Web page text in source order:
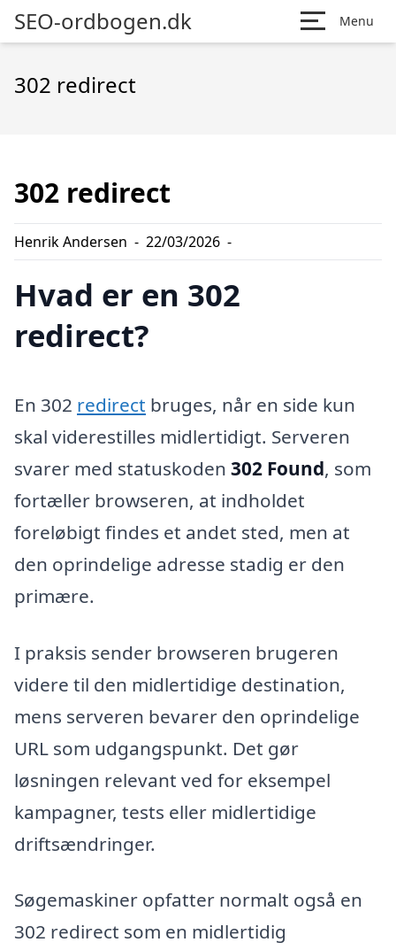
SEO-ordbogen.dk Menu
302 redirect
302 redirect
Henrik Andersen - 22/03/2026 -
Hvad er en 302
redirect?
En 302 redirect bruges, når en side kun
skal viderestilles midlertidigt. Serveren
svarer med statuskoden 302 Found, som
fortæller browseren, at indholdet
foreløbigt findes et andet sted, men at
den oprindelige adresse stadig er den
primære.
I praksis sender browseren brugeren
videre til den midlertidige destination,
mens serveren bevarer den oprindelige
URL som udgangspunkt. Det gør
løsningen relevant ved for eksempel
kampagner, tests eller midlertidige
driftsændringer.
Søgemaskiner opfatter normalt også en
302 redirect som en midlertidig